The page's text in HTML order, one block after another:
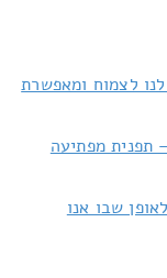
לצמוח ומאפשרת
תפנית מפתיעה
שבו אנו